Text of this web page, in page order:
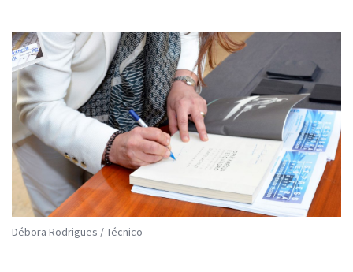
Débora Rodrigues / Técnico